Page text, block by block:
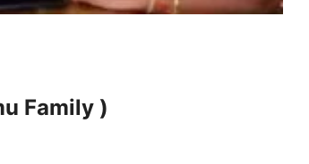
Family )